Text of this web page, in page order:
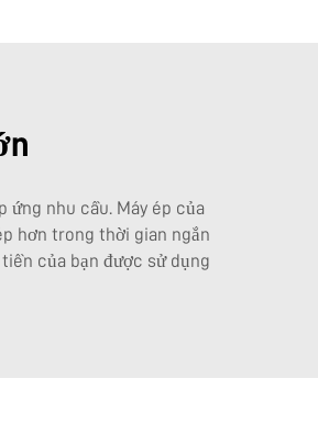
ứng nhu cầu. Máy ép của
hơn trong thời gian ngắn
của bạn được sử dụng